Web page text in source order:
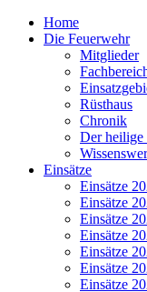
Home
Die Feuerwehr
Mitglieder
Rüsthaus
Chronik
Der heilige
Einsätze
Einsätze
Einsätze
Einsätze
Einsätze
Einsätze
Einsätze
Einsätze